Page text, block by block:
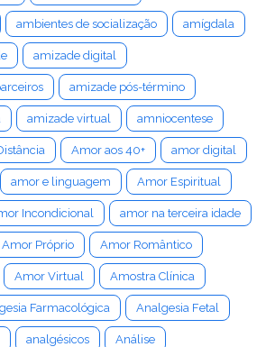
ambientes de socialização amígdala
amizade digital
amizade pós-término
amizade virtual amniocentese
Amor aos 40+ amor digital
amor e linguagem Amor Espiritual
Incondicional amor na terceira idade
Amor Próprio Amor Romântico
Amor Virtual Amostra Clínica
Farmacológica Analgesia Fetal
analgésicos Análise